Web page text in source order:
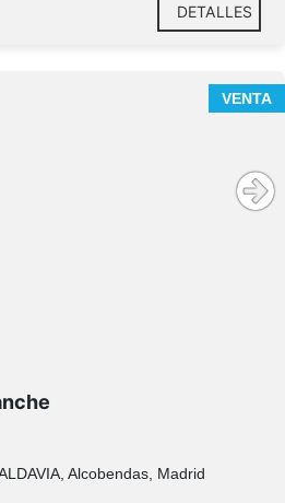
DETALLES
VENTA
Estratégica: Conjunto de 2
dos
con una superficie
Alcobendas, Madrid